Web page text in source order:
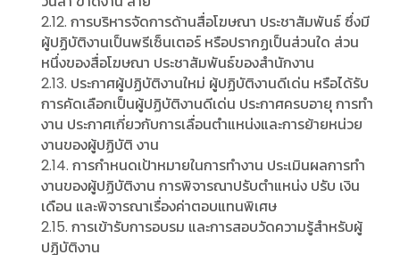
2.12. การบริหารจัดการด้านสื่อโฆษณา ประชาสัมพันธ์ ซึ่งมี
ผู้ปฏิบัติงานเป็นพรีเซ็นเตอร์ หรือปรากฏเป็นส่วนใด ส่วน
หนึ่งของสื่อโฆษณา ประชาสัมพันธ์ของสํานักงาน
2.13. ประกาศผู้ปฏิบัติงานใหม่ ผู้ปฏิบัติงานดีเด่น หรือได้รับ
การคัดเลือกเป็นผู้ปฏิบัติงานดีเด่น ประกาศครบอายุ การทํา
งาน ประกาศเกี่ยวกับการเลื่อนตําแหน่งและการย้ายหน่วย
งานของผู้ปฏิบัติ งาน
2.14. การกําหนดเป้าหมายในการทํางาน ประเมินผลการทํา
งานของผู้ปฏิบัติงาน การพิจารณาปรับตําแหน่ง ปรับ เงิน
เดือน และพิจารณาเรื่องค่าตอบแทนพิเศษ
2.15. การเข้ารับการอบรม และการสอบวัดความรู้สําหรับผู้
ปฏิบัติงาน